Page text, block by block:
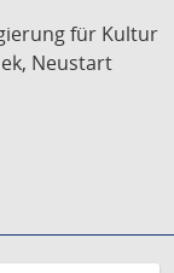
für Kultur
Neustart